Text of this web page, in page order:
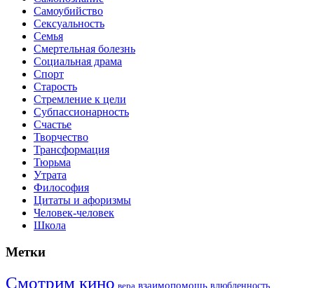
Самоубийство
Сексуальность
Семья
Смертельная болезнь
Социальная драма
Спорт
Старость
Стремление к цели
Субпассионарность
Счастье
Творчество
Трансформация
Тюрьма
Утрата
Философия
Цитаты и афоризмы
Человек-человек
Школа
Метки
Смотрим кино вера взаимопомощь влюбленность